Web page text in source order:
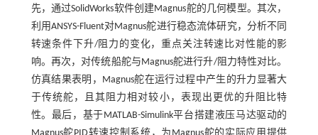
先，通过SolidWorks软件创建Magnus舵的几何模型。其次，
利用ANSYS-Fluent对Magnus舵进行稳态流体研究，分析不同
转速条件下升/阻力的变化，重点关注转速比对性能的影
响。再次，对传统船舵与Magnus舵进行升/阻力特性对比。
仿真结果表明，Magnus舵在运行过程中产生的升力显著大
于传统舵，且其阻力相对较小，表现出更优的升阻比特
性。最后，基于MATLAB-Simulink平台搭建液压马达驱动的